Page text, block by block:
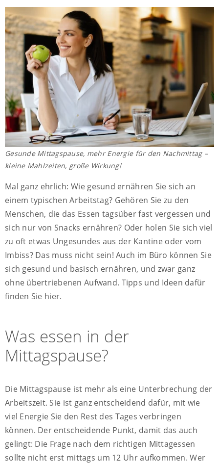
Gesunde Mittagspause, mehr Energie für den Nachmittag –
kleine Mahlzeiten, große Wirkung!
Mal ganz ehrlich: Wie gesund ernähren Sie sich an
einem typischen Arbeitstag? Gehören Sie zu den
Menschen, die das Essen tagsüber fast vergessen und
sich nur von Snacks ernähren? Oder holen Sie sich viel
zu oft etwas Ungesundes aus der Kantine oder vom
Imbiss? Das muss nicht sein! Auch im Büro können Sie
sich gesund und basisch ernähren, und zwar ganz
ohne übertriebenen Aufwand. Tipps und Ideen dafür
finden Sie hier.
Was essen in der
Mittagspause?
Die Mittagspause ist mehr als eine Unterbrechung der
Arbeitszeit. Sie ist ganz entscheidend dafür, mit wie
viel Energie Sie den Rest des Tages verbringen
können. Der entscheidende Punkt, damit das auch
gelingt: Die Frage nach dem richtigen Mittagessen
sollte nicht erst mittags um 12 Uhr aufkommen. Wer